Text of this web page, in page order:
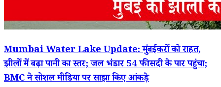
Mumbai Water Lake Update: मुंबईकरों को राहत,
झीलों में बढ़ा पानी का स्तर; जल भंडार 54 फीसदी के पार पहुंचा;
BMC ने सोशल मीडिया पर साझा किए आंकड़े